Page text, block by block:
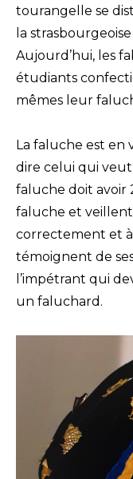
tourangelle se
la
Aujourd’hui, les
étudiants
mêmes leur
La faluche est en
dire celui qui
faluche doit avoir
faluche et
correctement et
témoignent de
l’impétrant qui
un faluchard.